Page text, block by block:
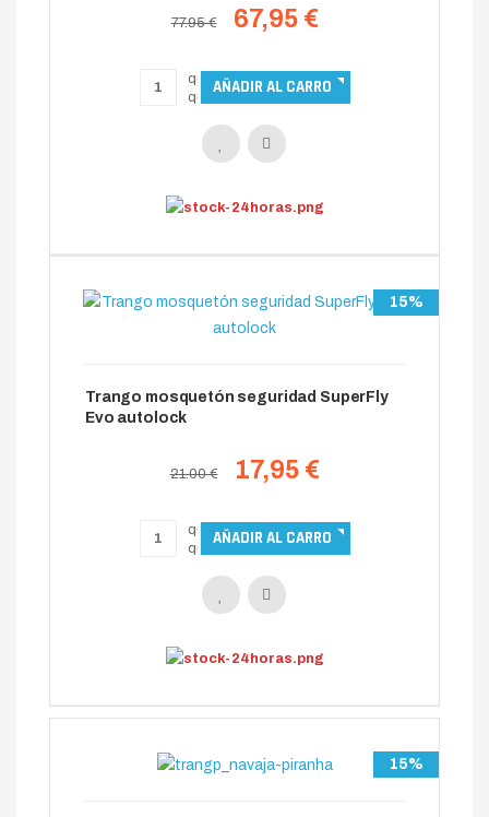
77.95 € 67,95 €
15%
Trango mosquetón seguridad SuperFly
Evo autolock
21.00 € 17,95 €
15%